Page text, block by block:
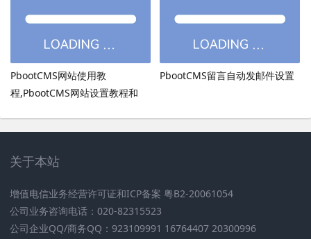
PbootCMS网站使用教
程,PbootCMS网站设置教程和
PbootCMS留言自动发邮件设置
关于本站
增值电信业务经营许可证和ICP备案 粤B2-20061054
公司业务咨询电话：020-82315523
公司企业QQ/商务QQ：923109991 16764407 20300996